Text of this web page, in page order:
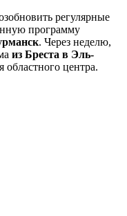
регулярные
программу
. Через неделю,
из Бреста в Эль-
областного центра.